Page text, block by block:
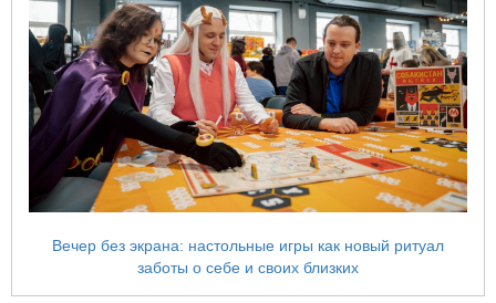
Вечер без экрана: настольные игры как новый ритуал
заботы о себе и своих близких